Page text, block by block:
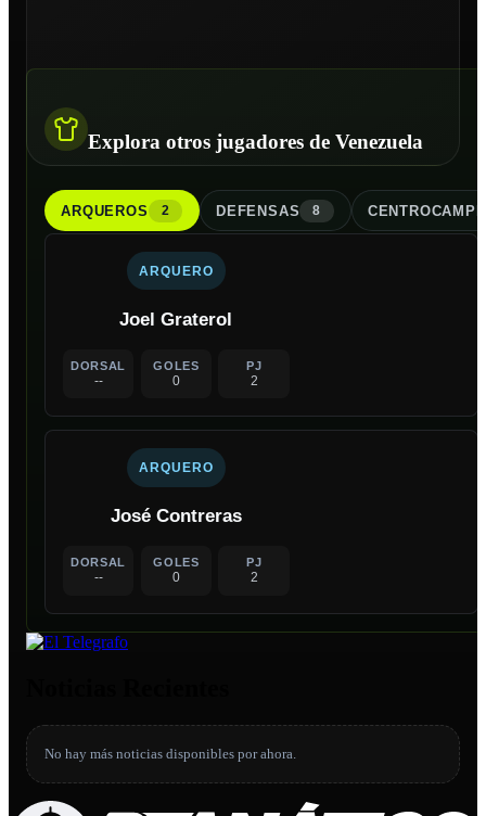
Explora otros jugadores de Venezuela
ARQUEROS 2 DEFENSAS 8
ARQUERO
Joel Graterol
DORSAL
--
GOLES
0
PJ
2
ARQUERO
José Contreras
DORSAL
--
GOLES
0
PJ
2
No hay más noticias disponibles por ahora.